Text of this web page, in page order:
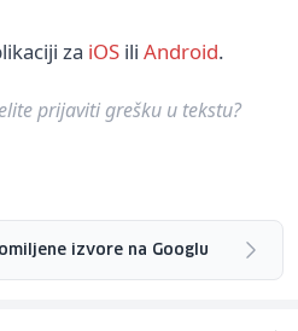
za iOS ili Android.
prijaviti grešku u tekstu?
izvore na Googlu